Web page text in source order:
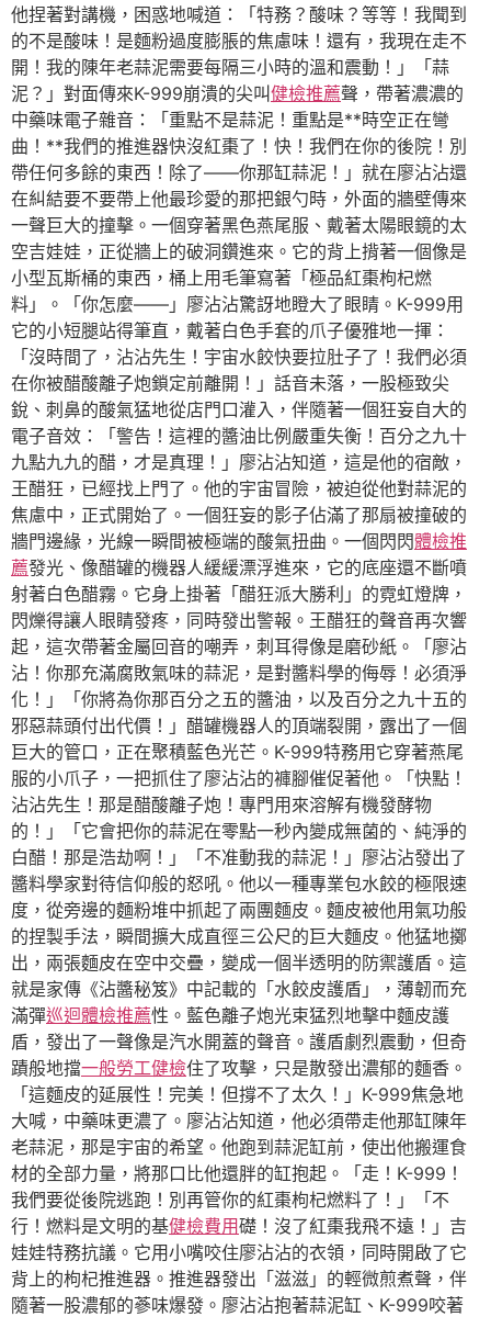
他捏著對講機，困惑地喊道：「特務？酸味？等等！我聞到
的不是酸味！是麵粉過度膨脹的焦慮味！還有，我現在走不
開！我的陳年老蒜泥需要每隔三小時的溫和震動！」「蒜
泥？」對面傳來K-999崩潰的尖叫健檢推薦聲，帶著濃濃的
中藥味電子雜音：「重點不是蒜泥！重點是**時空正在彎
曲！**我們的推進器快沒紅棗了！快！我們在你的後院！別
帶任何多餘的東西！除了——你那缸蒜泥！」就在廖沾沾還
在糾結要不要帶上他最珍愛的那把銀勺時，外面的牆壁傳來
一聲巨大的撞擊。一個穿著黑色燕尾服、戴著太陽眼鏡的太
空吉娃娃，正從牆上的破洞鑽進來。它的背上揹著一個像是
小型瓦斯桶的東西，桶上用毛筆寫著「極品紅棗枸杞燃
料」。「你怎麼——」廖沾沾驚訝地瞪大了眼睛。K-999用
它的小短腿站得筆直，戴著白色手套的爪子優雅地一揮：
「沒時間了，沾沾先生！宇宙水餃快要拉肚子了！我們必須
在你被醋酸離子炮鎖定前離開！」話音未落，一股極致尖
銳、刺鼻的酸氣猛地從店門口灌入，伴隨著一個狂妄自大的
電子音效：「警告！這裡的醬油比例嚴重失衡！百分之九十
九點九九的醋，才是真理！」廖沾沾知道，這是他的宿敵，
王醋狂，已經找上門了。他的宇宙冒險，被迫從他對蒜泥的
焦慮中，正式開始了。一個狂妄的影子佔滿了那扇被撞破的
牆門邊緣，光線一瞬間被極端的酸氣扭曲。一個閃閃體檢推
薦發光、像醋罐的機器人緩緩漂浮進來，它的底座還不斷噴
射著白色醋霧。它身上掛著「醋狂派大勝利」的霓虹燈牌，
閃爍得讓人眼睛發疼，同時發出警報。王醋狂的聲音再次響
起，這次帶著金屬回音的嘲弄，刺耳得像是磨砂紙。「廖沾
沾！你那充滿腐敗氣味的蒜泥，是對醬料學的侮辱！必須淨
化！」「你將為你那百分之五的醬油，以及百分之九十五的
邪惡蒜頭付出代價！」醋罐機器人的頂端裂開，露出了一個
巨大的管口，正在聚積藍色光芒。K-999特務用它穿著燕尾
服的小爪子，一把抓住了廖沾沾的褲腳催促著他。「快點！
沾沾先生！那是醋酸離子炮！專門用來溶解有機發酵物
的！」「它會把你的蒜泥在零點一秒內變成無菌的、純淨的
白醋！那是浩劫啊！」「不准動我的蒜泥！」廖沾沾發出了
醬料學家對待信仰般的怒吼。他以一種專業包水餃的極限速
度，從旁邊的麵粉堆中抓起了兩團麵皮。麵皮被他用氣功般
的捏製手法，瞬間擴大成直徑三公尺的巨大麵皮。他猛地擲
出，兩張麵皮在空中交疊，變成一個半透明的防禦護盾。這
就是家傳《沾醬秘笈》中記載的「水餃皮護盾」，薄韌而充
滿彈巡迴體檢推薦性。藍色離子炮光束猛烈地擊中麵皮護
盾，發出了一聲像是汽水開蓋的聲音。護盾劇烈震動，但奇
蹟般地擋一般勞工健檢住了攻擊，只是散發出濃郁的麵香。
「這麵皮的延展性！完美！但撐不了太久！」K-999焦急地
大喊，中藥味更濃了。廖沾沾知道，他必須帶走他那缸陳年
老蒜泥，那是宇宙的希望。他跑到蒜泥缸前，使出他搬運食
材的全部力量，將那口比他還胖的缸抱起。「走！K-999！
我們要從後院逃跑！別再管你的紅棗枸杞燃料了！」「不
行！燃料是文明的基健檢費用礎！沒了紅棗我飛不遠！」吉
娃娃特務抗議。它用小嘴咬住廖沾沾的衣領，同時開啟了它
背上的枸杞推進器。推進器發出「滋滋」的輕微煎煮聲，伴
隨著一股濃郁的蔘味爆發。廖沾沾抱著蒜泥缸、K-999咬著